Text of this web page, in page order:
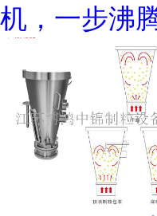
机，一步沸